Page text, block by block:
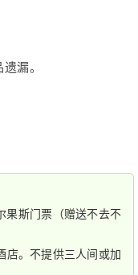
，牧草如茵、黄花遍
一弯净海从七千多万
类的向往。后回伊宁
时间为23:00-00:00）
上火车前请大家检查好
漏。
果斯门票（赠送不去不
店。不提供三人间或加